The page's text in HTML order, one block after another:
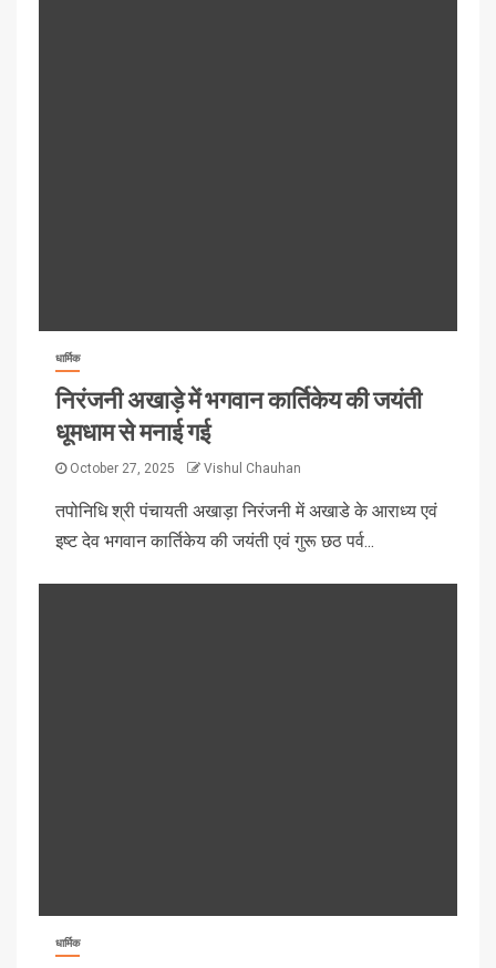
धार्मिक
निरंजनी अखाड़े में भगवान कार्तिकेय की जयंती
धूमधाम से मनाई गई
October 27, 2025 Vishul Chauhan
तपोनिधि श्री पंचायती अखाड़ा निरंजनी में अखाडे के आराध्य एवं
इष्ट देव भगवान कार्तिकेय की जयंती एवं गुरू छठ पर्व...
धार्मिक